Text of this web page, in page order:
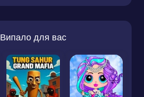
Випало для вас